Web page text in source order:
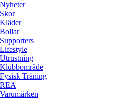
Nyheter
Skor
Kläder
Bollar
Supporters
Lifestyle
Utrustning
Klubbområde
Fysisk Träning
REA
Varumärken